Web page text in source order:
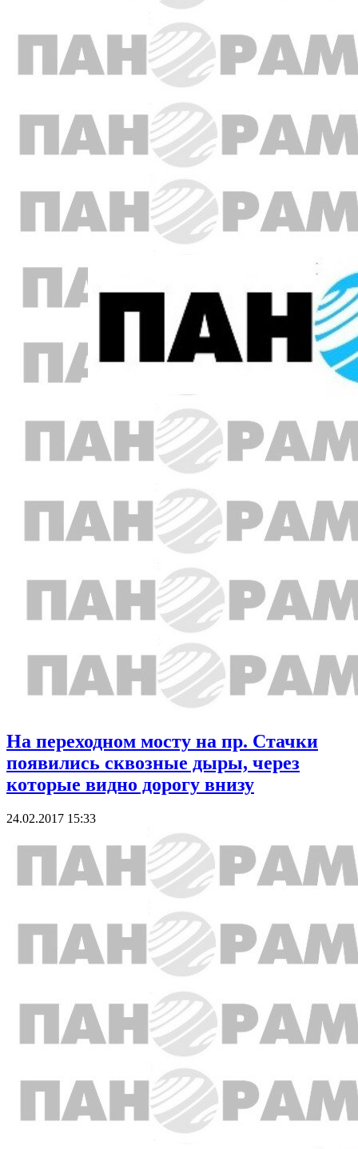
На переходном мосту на пр. Стачки
появились сквозные дыры, через
которые видно дорогу внизу
24.02.2017 15:33